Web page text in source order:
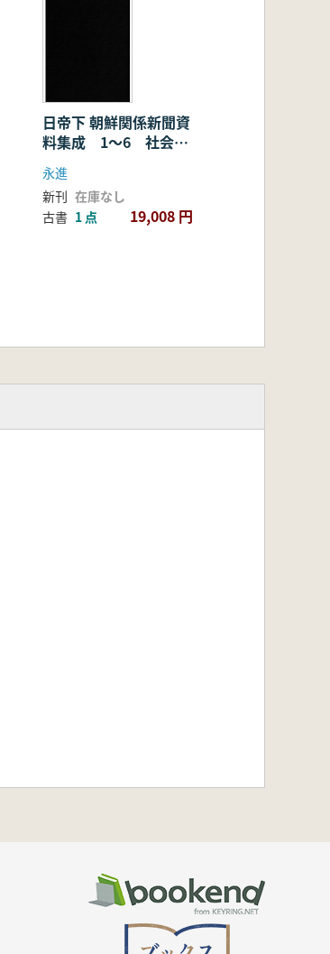
日帝下 朝鮮関係新聞資
料集成 1〜6 社会運
動史 全6冊 (影印本)
永進
新刊 在庫なし
古書 1 点 19,008 円